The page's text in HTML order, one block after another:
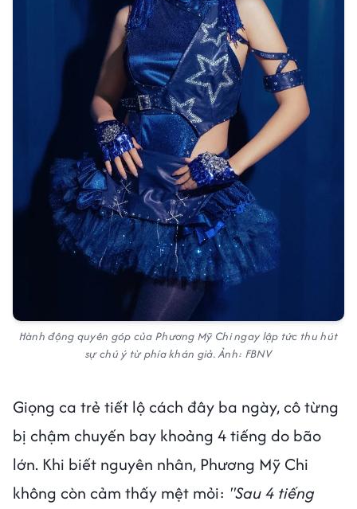
Hành động quyên góp của Phương Mỹ Chi ngay lập tức thu hút
sự chú ý từ phía khán giả. Ảnh: FBNV
Giọng ca trẻ tiết lộ cách đây ba ngày, cô từng
bị chậm chuyến bay khoảng 4 tiếng do bão
lớn. Khi biết nguyên nhân, Phương Mỹ Chi
không còn cảm thấy mệt mỏi: "Sau 4 tiếng